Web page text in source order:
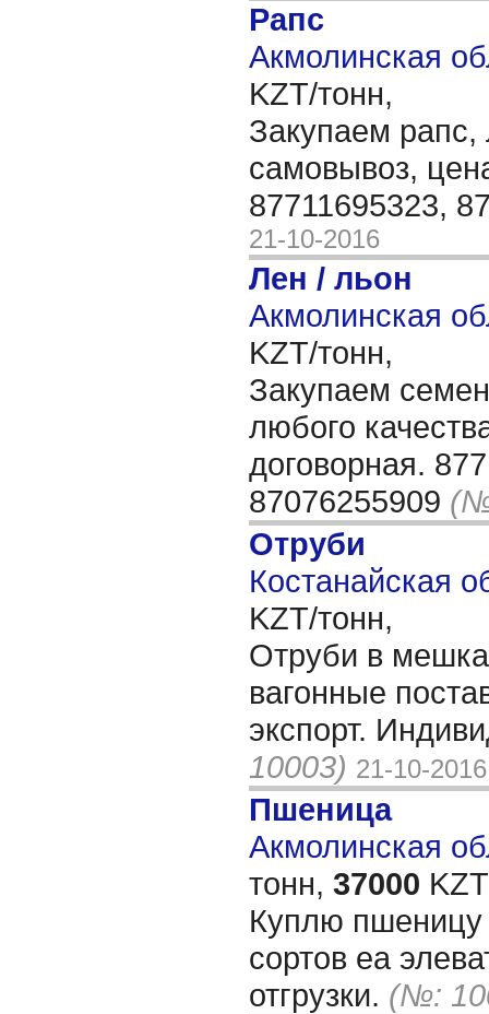
Рапс
Акмолинская
KZT/тонн,
Закупаем рапс,
самовывоз,
87711695323,
21-10-2016
Лен / льон
Акмолинская
KZT/тонн,
Закупаем
любого
договорная.
87076255909
Отруби
Костанайская
KZT/тонн,
Отруби в
вагонные
экспорт.
10003) 21-10-2016
Пшеница
Акмолинская
тонн, 37000
Куплю пшеницу
сортов еа
отгрузки. (№: